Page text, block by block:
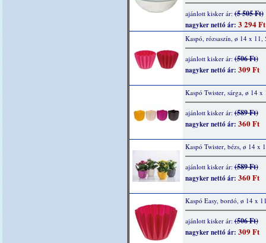
ajánlott kisker ár:(5 505 Ft)
nagyker nettó ár: 3 294 Ft
Kaspó, rózsaszín, ø 14 x 11,
ajánlott kisker ár:(506 Ft)
nagyker nettó ár: 309 Ft
Kaspó Twister, sárga, ø 14 x
ajánlott kisker ár:(589 Ft)
nagyker nettó ár: 360 Ft
Kaspó Twister, bézs, ø 14 x
ajánlott kisker ár:(589 Ft)
nagyker nettó ár: 360 Ft
Kaspó Easy, bordó, ø 14 x
ajánlott kisker ár:(506 Ft)
nagyker nettó ár: 309 Ft